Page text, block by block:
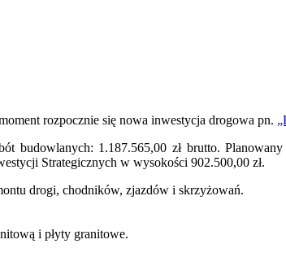
rozpocznie się nowa inwestycja drogowa pn.
1.187.565,00 zł brutto.
Strategicznych w wysokości 902.500,00 zł.
drogi, chodników, zjazdów i skrzyżowań.
i płyty granitowe.